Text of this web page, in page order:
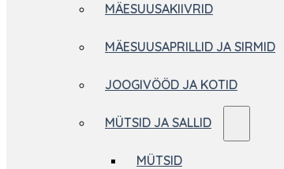
MÄESUUSAKIIVRID
MÄESUUSAPRILLID JA SIRMID
JOOGIVÖÖD JA KOTID
MÜTSID JA SALLID
MÜTSID